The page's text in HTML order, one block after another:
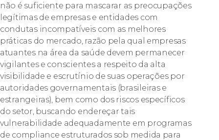
não é suficiente para mascarar as preocupações
legítimas de empresas e entidades com
condutas incompatíveis com as melhores
práticas do mercado, razão pela qual empresas
atuantes na área da saúde devem permanecer
vigilantes e conscientes a respeito da alta
visibilidade e escrutínio de suas operações por
autoridades governamentais (brasileiras e
estrangeiras), bem como dos riscos específicos
do setor, buscando endereçar tais
vulnerabilidade adequadamente em programas
de compliance estruturados sob medida para